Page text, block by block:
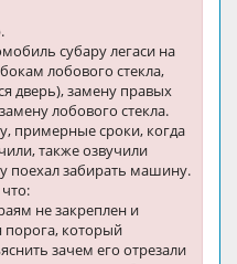
субару легаси на
лобового стекла,
дверь), замену правых
лобового стекла.
примерные сроки, когда
также озвучили
поехал забирать машину.
не закреплен и
порога, который
зачем его отрезали